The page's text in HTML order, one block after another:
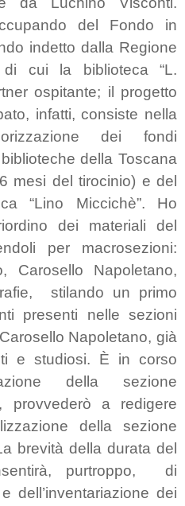
del Fondo in
indetto dalla Regione
di cui la biblioteca “L.
ospitante; il progetto
infatti, consiste nella
dei fondi
della Toscana
mesi del tirocinio) e del
“Lino Miccichè”. Ho
dei materiali del
per macrosezioni:
Carosello Napoletano,
stilando un primo
presenti nelle sezioni
Napoletano, già
e studiosi. È in corso
della sezione
provvederò a redigere
della sezione
brevità della durata del
purtroppo,
di
dell’inventariazione dei